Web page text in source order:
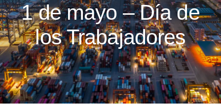
1 de mayo – Día de
los Trabajadores